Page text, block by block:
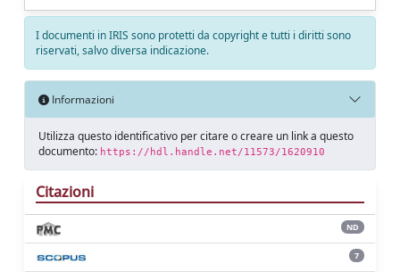
I documenti in IRIS sono protetti da copyright e tutti i diritti sono
riservati, salvo diversa indicazione.
Informazioni
Utilizza questo identificativo per citare o creare un link a questo
documento: https://hdl.handle.net/11573/1620910
Citazioni
ND
7